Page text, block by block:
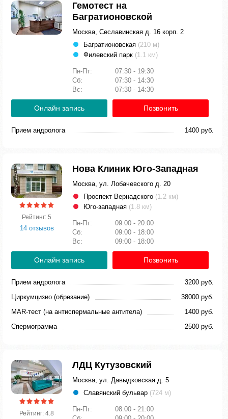
Гемотест на
Багратионовской
Москва, Сеславинская д. 16 корп. 2
Багратионовская (210 м)
Филевский парк (1.1 км)
Пн-Пт:
07:30 - 19:30
Сб:
07:30 - 14:30
Вс:
07:30 - 14:30
Онлайн запись Позвонить
Прием андролога 1400 руб.
Рейтинг: 5
14 отзывов
Нова Клиник Юго-Западная
Москва, ул. Лобачевского д. 20
Проспект Вернадского (1.2 км)
Юго-западная (1.8 км)
Пн-Пт:
09:00 - 20:00
Сб:
09:00 - 18:00
Вс:
09:00 - 18:00
Онлайн запись Позвонить
Прием андролога
3200 руб.
Циркумцизио (обрезание)
38000 руб.
MAR-тест (на антиспермальные антитела)
1400 руб.
Спермограмма
2500 руб.
Рейтинг: 4.8
ЛДЦ Кутузовский
Москва, ул. Давыдковская д. 5
Славянский бульвар (724 м)
Пн-Пт:
08:00 - 21:00